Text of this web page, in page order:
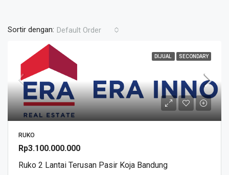
Sortir dengan: Default Order
DIJUAL SECONDARY
RUKO
Rp3.100.000.000
Ruko 2 Lantai Terusan Pasir Koja Bandung